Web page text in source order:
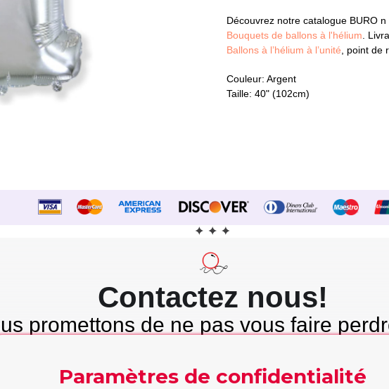
Découvrez notre catalogue BURO n
Bouquets de ballons à l'hélium.
Ballons à l’hélium à l’unité, point de
Couleur: Argent
Taille: 40" (102cm)
Contactez nous!
promettons de ne pas vous faire
Etre rappelé WhatsApp
Paramètres de confidentialité